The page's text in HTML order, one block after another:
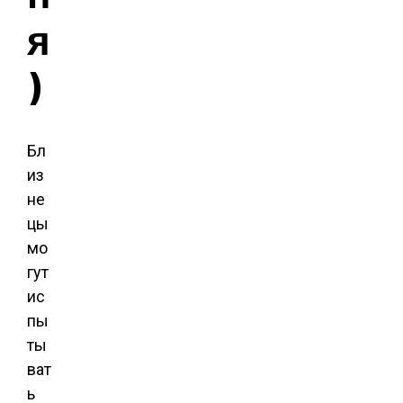
я
)
Бл
из
не
цы
мо
гут
ис
пы
ты
ват
ь